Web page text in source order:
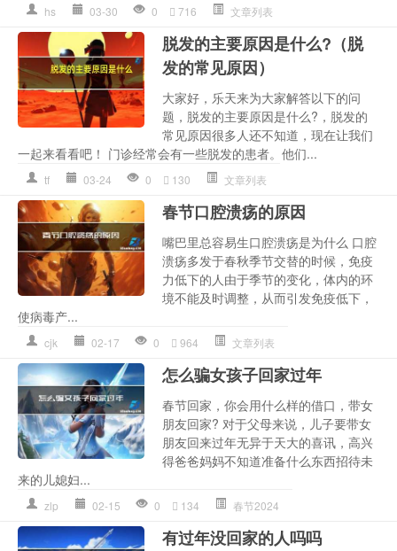
hs 03-30 0 716 文章列表
脱发的主要原因是什么?（脱
发的常见原因）
大家好，乐天来为大家解答以下的问
题，脱发的主要原因是什么?，脱发的
常见原因很多人还不知道，现在让我们
一起来看看吧！ 门诊经常会有一些脱发的患者。他们...
tf 03-24 0 130 文章列表
春节口腔溃疡的原因
嘴巴里总容易生口腔溃疡是为什么 口腔
溃疡多发于春秋季节交替的时候，免疫
力低下的人由于季节的变化，体内的环
境不能及时调整，从而引发免疫低下，
使病毒产...
cjk 02-17 0 964 文章列表
怎么骗女孩子回家过年
春节回家，你会用什么样的借口，带女
朋友回家? 对于父母来说，儿子要带女
朋友回来过年无异于天大的喜讯，高兴
得爸爸妈妈不知道准备什么东西招待未
来的儿媳妇...
zlp 02-15 0 134 春节2024
有过年没回家的人吗吗